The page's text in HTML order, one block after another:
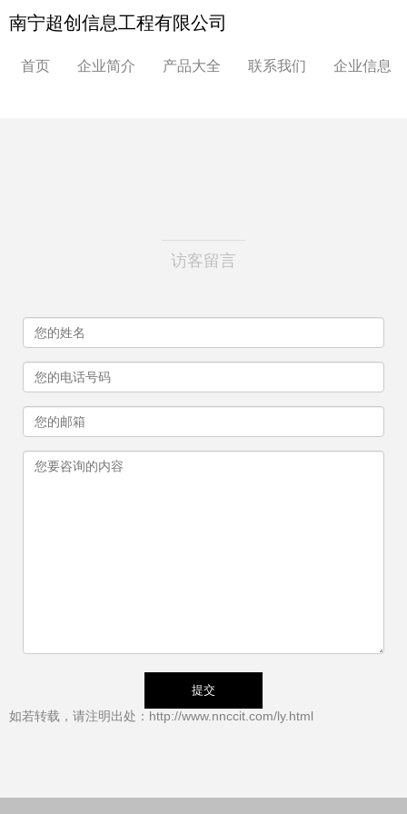
南宁超创信息工程有限公司
首页 企业简介 产品大全 联系我们 企业信息
访客留言
如若转载，请注明出处：http://www.nnccit.com/ly.html